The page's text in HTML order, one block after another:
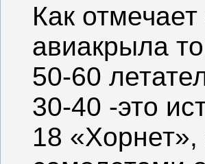
Как
авиакрыла
50-60
30-40 -это
18